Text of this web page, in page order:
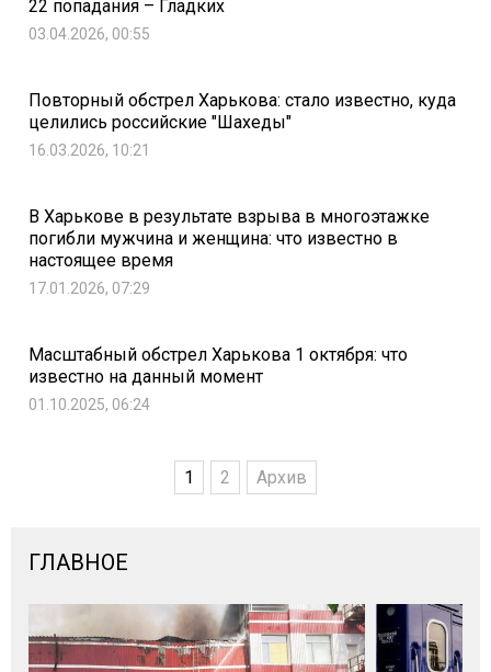
22 попадания – Гладких
03.04.2026, 00:55
Повторный обстрел Харькова: стало известно, куда
целились российские "Шахеды"
16.03.2026, 10:21
В Харькове в результате взрыва в многоэтажке
погибли мужчина и женщина: что известно в
настоящее время
17.01.2026, 07:29
Масштабный обстрел Харькова 1 октября: что
известно на данный момент
01.10.2025, 06:24
1 2 Архив
ГЛАВНОЕ